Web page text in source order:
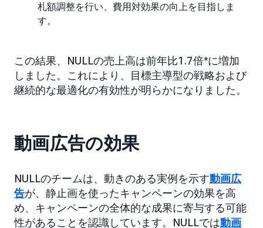
札額調整を行い、費用対効果の向上を目指しま
す。
この結果、NULLの売上高は前年比1.7倍*に増加
しました。これにより、目標主導型の戦略および
継続的な最適化の有効性が明らかになりました。
動画広告の効果
NULLのチームは、動きのある実例を示す動画広
告が、静止画を使ったキャンペーンの効果を高
め、キャンペーンの全体的な成果に寄与する可能
性があることを認識しています。NULLでは動画